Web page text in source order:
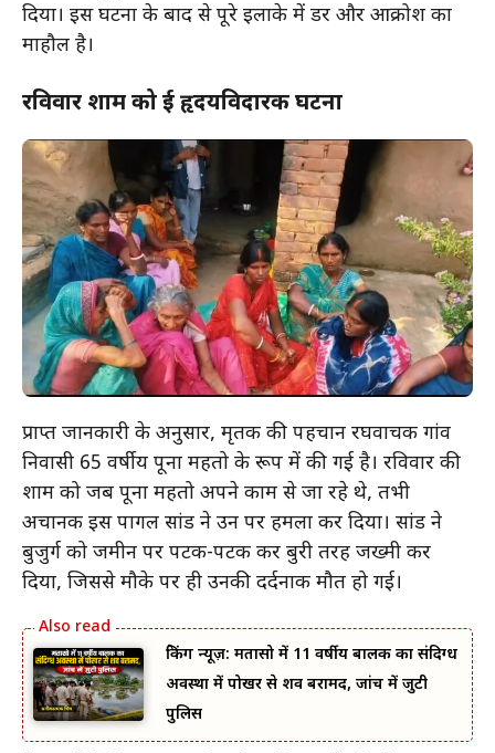
दिया। इस घटना के बाद से पूरे इलाके में डर और आक्रोश का
माहौल है।
रविवार शाम को हुई हृदयविदारक घटना
प्राप्त जानकारी के अनुसार, मृतक की पहचान रघवाचक गांव
निवासी 65 वर्षीय पूना महतो के रूप में की गई है। रविवार की
शाम को जब पूना महतो अपने काम से जा रहे थे, तभी
अचानक इस पागल सांड ने उन पर हमला कर दिया। सांड ने
बुजुर्ग को जमीन पर पटक-पटक कर बुरी तरह जख्मी कर
दिया, जिससे मौके पर ही उनकी दर्दनाक मौत हो गई।
ब्रेकिंग न्यूज़: मतासो में 11 वर्षीय बालक का संदिग्ध
अवस्था में पोखर से शव बरामद, जांच में जुटी
पुलिस